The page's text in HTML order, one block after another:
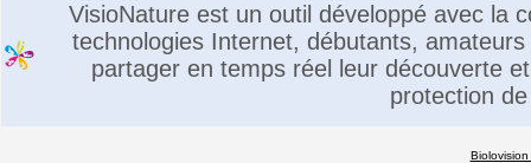
VisioNature est un outil développé avec la
technologies Internet, débutants,
partager en temps réel leur découverte
protection
Biolovision